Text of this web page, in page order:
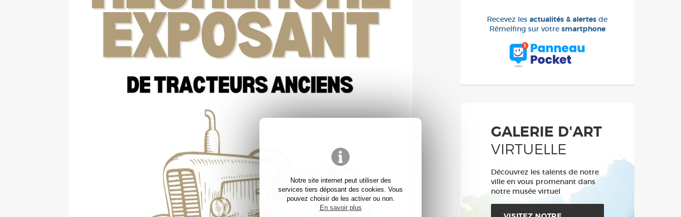
Notre site internet peut utiliser des
services tiers déposant des cookies. Vous
pouvez choisir de les activer ou non.
En savoir plus
Recevez lesactualités & alertes de
Rémelfing sur votre smartphone
GALERIE D'ART
VIRTUELLE
Découvrez les talents de notre
ville en vous promenant dans
notre musée virtuel